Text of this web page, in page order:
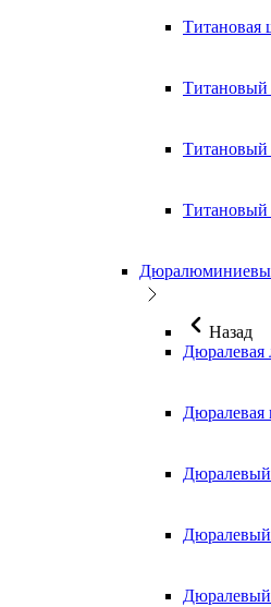
Титановая
Титановый
Титановый
Титановый
Назад
Дюралевая
Дюралевая
Дюралевый